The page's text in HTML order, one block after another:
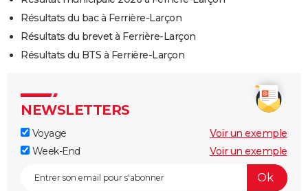
Résultats du bac à Ferrière-Larçon
Résultats du brevet à Ferrière-Larçon
Résultats du BTS à Ferrière-Larçon
NEWSLETTERS
Voyage
Voir un exemple
Week-End
Voir un exemple